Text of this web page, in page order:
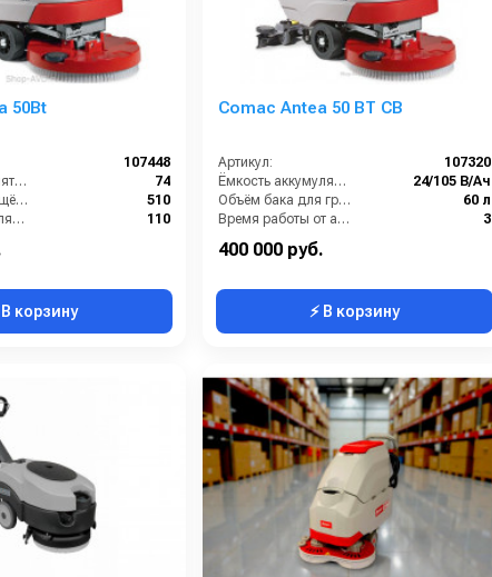
50Bt
107448
Вес без аккумуляторов (кг):
74
Ширина чистки щёток (мм):
510
Ёмкость аккумуляторов (Ач):
110
В корзину
Comac Antea 50 BT CB
Артикул:
107320
Ёмкость аккумуляторов (Ач):
24/105 В/Ач
Объём бака для грязной воды (л):
60 л
Время работы от аккумуляторов (ч):
3
400 000 руб.
⚡ В корзину